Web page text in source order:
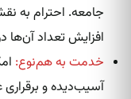
جامعه. احترام به
افزایش تعداد آن‌ها
خدمت به هم‌نوع:
آسیب‌دیده و